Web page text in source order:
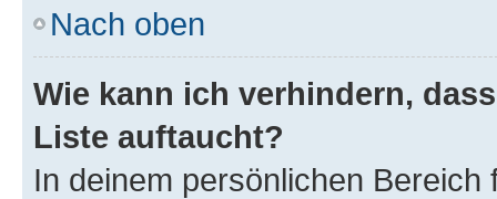
Nach oben
Wie kann ich verhindern,
Liste auftaucht?
In deinem persönlichen